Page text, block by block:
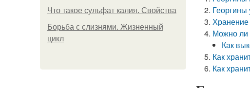
Что такое сульфат калия. Свойства
Борьба с слизнями. Жизненный
цикл
Хранение
Можно ли
Как
Как
Как